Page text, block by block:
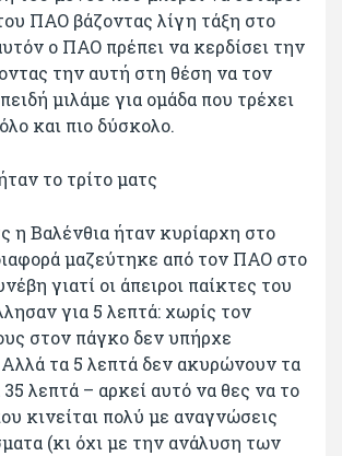
ΠΑΟ βάζοντας λίγη τάξη στο
ο ΠΑΟ πρέπει να κερδίσει την
την αυτή στη θέση να τον
μιλάμε για ομάδα που τρέχει
και πιο δύσκολο.
το τρίτο ματς
η Βαλένθια ήταν κυρίαρχη στο
μαζεύτηκε από τον ΠΑΟ στο
γιατί οι άπειροι παίκτες του
για 5 λεπτά: χωρίς τον
στον πάγκο δεν υπήρχε
τα 5 λεπτά δεν ακυρώνουν τα
λεπτά – αρκεί αυτό να θες να το
κινείται πολύ με αναγνώσεις
(κι όχι με την ανάλυση των